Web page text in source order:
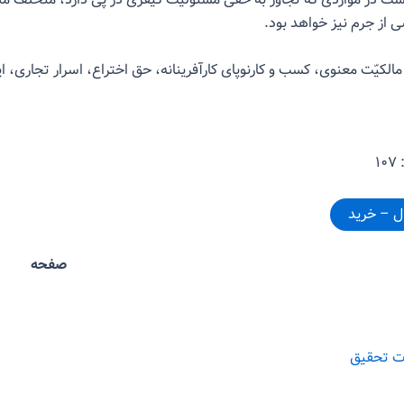
از جرم نیز خواهد بود.
معنوی، کسب و کارنوپای کارآفرینانه، حق اختراع، اسرار تجاری،
صفحه
تحقیق